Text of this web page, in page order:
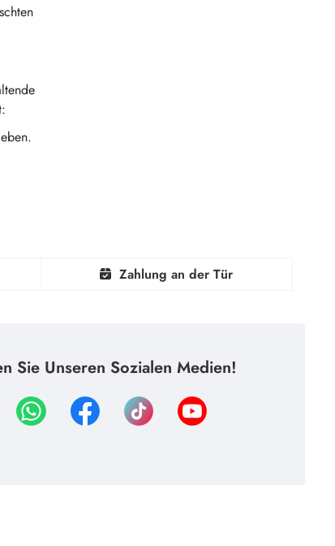
Zahlung an der Tür
Sie Unseren Sozialen Medien!